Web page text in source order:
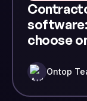
choose
Ontop